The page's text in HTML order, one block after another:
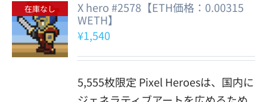
在庫なし
X hero #2578【ETH価格：0.00315
WETH】
¥1,540
5,555枚限定 Pixel Heroesは、国内に